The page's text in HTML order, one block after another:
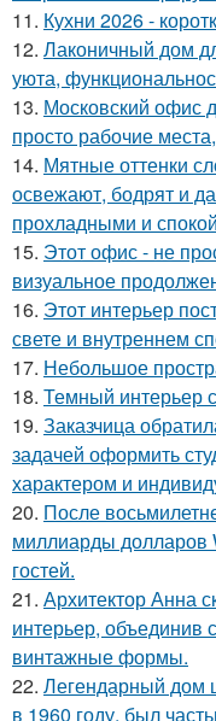
11. Кухни 2026 -
12. Лаконичный дом
уюта,
13. Московский офис
просто рабочие
14. Мятные оттенки
освежают, бодрят и
прохладными и
15. Этот офис - не
визуальное
16. Этот интерьер
свете и внутреннем
17. Небольшое
18. Темный интерьер
19. Заказчица
задачей оформить
характером и
20. После
миллиарды долларов
гостей.
21. Архитектор Анна
интерьер,
винтажные формы.
22. Легендарный дом
в 1960 году, был